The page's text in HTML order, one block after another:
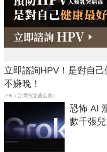
立即諮詢HPV！是對自
不嫌晚！
PR（台灣癌症基金會）
恐怖 AI
數千張